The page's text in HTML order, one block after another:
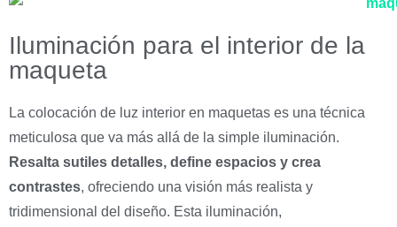
Iluminación para el interior de la
maqueta
La colocación de luz interior en maquetas es una técnica
meticulosa que va más allá de la simple iluminación.
Resalta sutiles detalles, define espacios y crea
contrastes, ofreciendo una visión más realista y
tridimensional del diseño. Esta iluminación,